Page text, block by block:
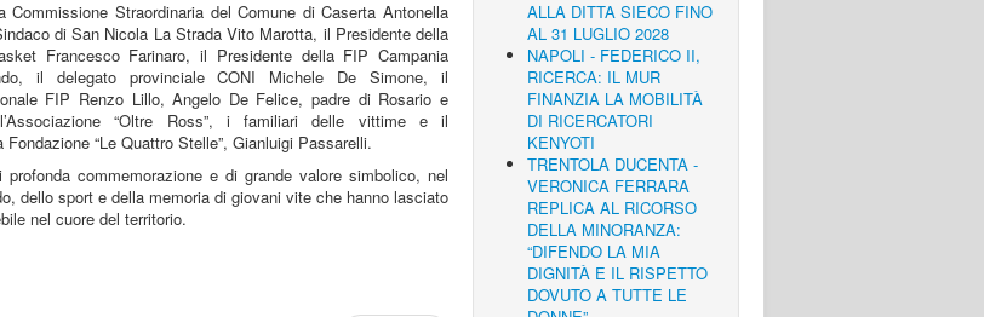
Commissione Straordinaria del Comune di Caserta Antonella
di San Nicola La Strada Vito Marotta, il Presidente della
Francesco Farinaro, il Presidente della FIP Campania
il delegato provinciale CONI Michele De Simone, il
FIP Renzo Lillo, Angelo De Felice, padre di Rosario e
“Oltre Ross”, i familiari delle vittime e il
Fondazione “Le Quattro Stelle”, Gianluigi Passarelli.
profonda commemorazione e di grande valore simbolico, nel
dello sport e della memoria di giovani vite che hanno lasciato
nel cuore del territorio.
ALLA DITTA SIECO FINO
AL 31 LUGLIO 2028
NAPOLI - FEDERICO II,
RICERCA: IL MUR
FINANZIA LA MOBILITÀ
DI RICERCATORI
KENYOTI
TRENTOLA DUCENTA -
VERONICA FERRARA
REPLICA AL RICORSO
DELLA MINORANZA:
“DIFENDO LA MIA
DIGNITÀ E IL RISPETTO
DOVUTO A TUTTE LE